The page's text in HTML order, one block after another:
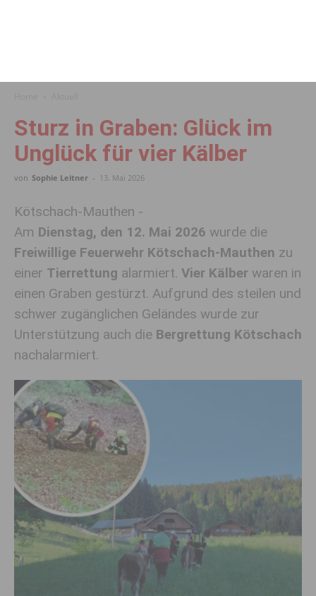
Sturz in Graben: Glück im
Unglück für vier Kälber
von Sophie Leitner - 13. Mai 2026
Kötschach-Mauthen -
Am Dienstag, den 12. Mai 2026 wurde die
Freiwillige Feuerwehr Kötschach-Mauthen zu
einer Tierrettung alarmiert. Vier Kälber waren in
einen Graben gestürzt. Aufgrund des steilen und
schwer zugänglichen Geländes wurde zur
Unterstützung auch die Bergrettung Kötschach
nachalarmiert.